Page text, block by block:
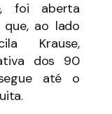
foi aberta
que, ao lado
Krause,
dos 90
até o